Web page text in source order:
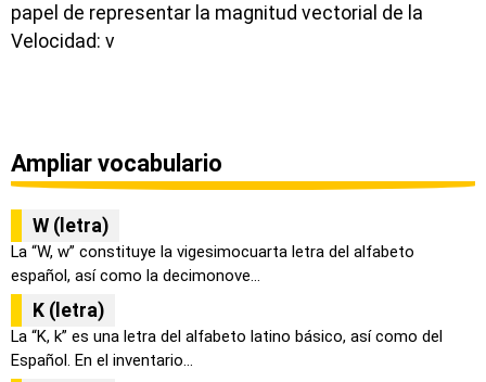
papel de representar la magnitud vectorial de la
Velocidad: v
Ampliar vocabulario
W (letra)
La “W, w” constituye la vigesimocuarta letra del alfabeto
español, así como la decimonove...
K (letra)
La “K, k” es una letra del alfabeto latino básico, así como del
Español. En el inventario...